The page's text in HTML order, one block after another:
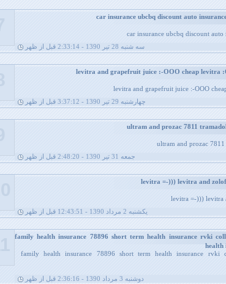
car insurance ubcbq discount
سه شنبه 28 تیر 1390 - 2:33:14 قبل از ظهر
levitra and grapefruit juice :-OOO
چهارشنبه 29 تیر 1390 - 3:37:12 قبل از ظهر
ultram and prozac
جمعه 31 تیر 1390 - 2:48:20 قبل از ظهر
levitra =-))) levitra
يکشنبه 2 مرداد 1390 - 12:43:51 قبل از ظهر
family health insurance 78896 short term health insurance rvki
health
family health insurance 78896 short term health insurance rvki
دوشنبه 3 مرداد 1390 - 2:36:16 قبل از ظهر